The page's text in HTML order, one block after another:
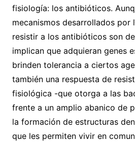
fisiología: los antibióticos.
mecanismos desarrollados por
resistir a los antibióticos son
implican que adquieran genes
brinden tolerancia a ciertos
también una respuesta de
fisiológica -que otorga a las
frente a un amplio abanico de
la formación de estructuras
que les permiten vivir en